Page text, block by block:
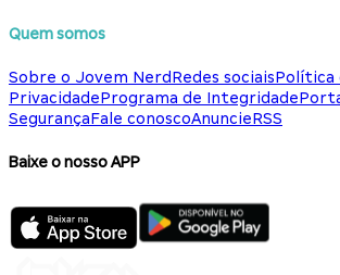
Quem somos
Sobre o Jovem NerdRedes sociaisPolítica
PrivacidadePrograma de Integridade
SegurançaFale conoscoAnuncieRSS
Baixe o nosso APP